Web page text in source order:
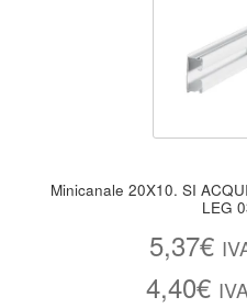
Minicanale 20X10. SI
LEG
5,37€
4,40€